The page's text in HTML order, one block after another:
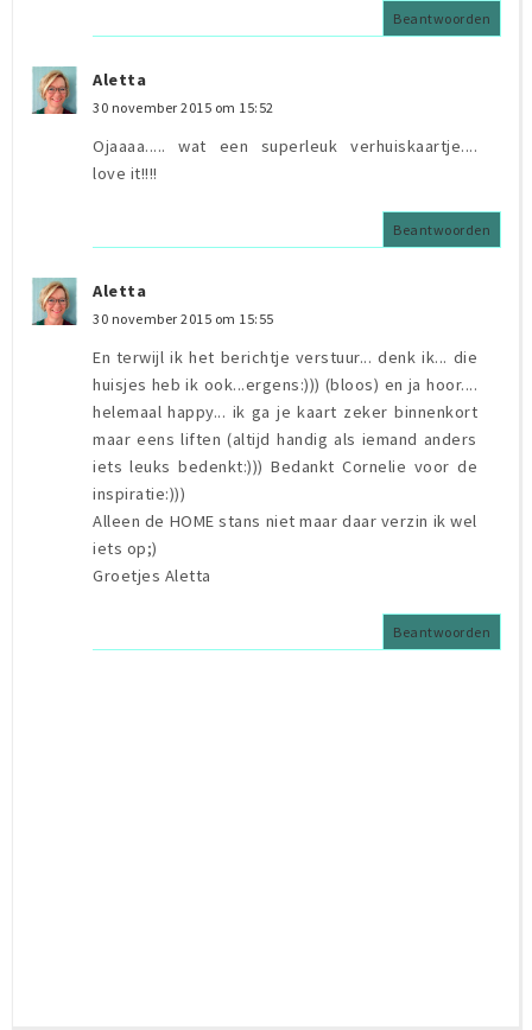
Beantwoorden
Aletta
30 november 2015 om 15:52
Ojaaaa..... wat een superleuk verhuiskaartje....
love it!!!!
Beantwoorden
Aletta
30 november 2015 om 15:55
En terwijl ik het berichtje verstuur... denk ik... die
huisjes heb ik ook...ergens:))) (bloos) en ja hoor....
helemaal happy... ik ga je kaart zeker binnenkort
maar eens liften (altijd handig als iemand anders
iets leuks bedenkt:))) Bedankt Cornelie voor de
inspiratie:)))
Alleen de HOME stans niet maar daar verzin ik wel
iets op;)
Groetjes Aletta
Beantwoorden